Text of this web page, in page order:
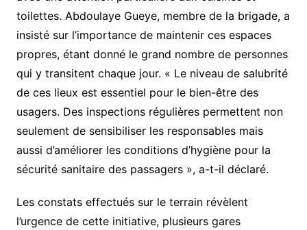
toilettes. Abdoulaye Gueye, membre de la brigade, a
insisté sur l’importance de maintenir ces espaces
propres, étant donné le grand nombre de personnes
qui y transitent chaque jour. « Le niveau de salubrité
de ces lieux est essentiel pour le bien-être des
usagers. Des inspections régulières permettent non
seulement de sensibiliser les responsables mais
aussi d’améliorer les conditions d’hygiène pour la
sécurité sanitaire des passagers », a-t-il déclaré.
Les constats effectués sur le terrain révèlent
l’urgence de cette initiative, plusieurs gares